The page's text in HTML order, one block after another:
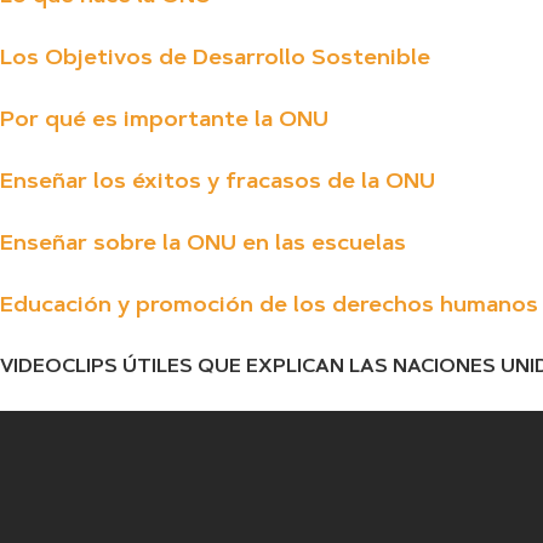
Los Objetivos de Desarrollo Sostenible
Por qué es importante la ONU
Enseñar los éxitos y fracasos de la ONU
Enseñar sobre la ONU en las escuelas
Educación y promoción de los derechos humanos
VIDEOCLIPS ÚTILES QUE EXPLICAN LAS NACIONES